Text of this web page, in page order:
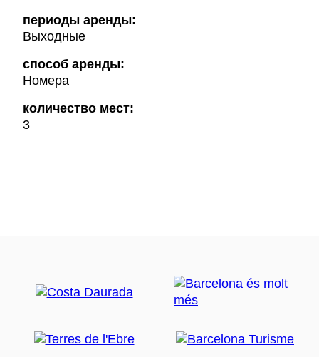
периоды аренды:
Выходные
способ аренды:
Номера
количество мест:
3